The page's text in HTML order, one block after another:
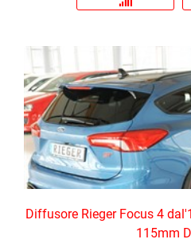
Diffusore Rieger Focus 4
115mm